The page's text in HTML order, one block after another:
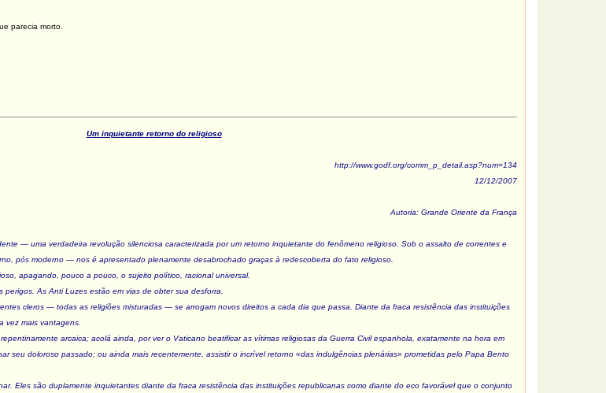
parecia morto.
Um inquietante retorno do religioso
http://www.godf.org/comm_p_detail.asp?num=134
12/12/2007
Autoria: Grande Oriente da França
— uma verdadeira revolução silenciosa caracterizada por um retorno inquietante do fenômeno religioso. Sob o assalto de correntes e
pós moderno — nos é apresentado plenamente desabrochado graças à redescoberta do fato religioso.
apagando, pouco a pouco, o sujeito político, racional universal.
As Anti Luzes estão em vias de obter sua desforra.
cleros — todas as religiões misturadas — se arrogam novos direitos a cada dia que passa. Diante da fraca resistência das instituições
vez mais vantagens.
arcaica; acolá ainda, por ver o Vaticano beatificar as vítimas religiosas da Guerra Civil espanhola, exatamente na hora em
seu doloroso passado; ou ainda mais recentemente, assistir o incrível retorno «das indulgências plenárias» prometidas pelo Papa Bento
Eles são duplamente inquietantes diante da fraca resistência das instituições republicanas como diante do eco favorável que o conjunto